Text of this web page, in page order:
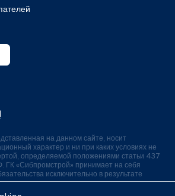
на данном сайте, носит
характер и ни при каких условиях не
определяемой положениями статьи 437
ГК «Сибпромстрой» принимает на себя
исключительно в результате
сделок.